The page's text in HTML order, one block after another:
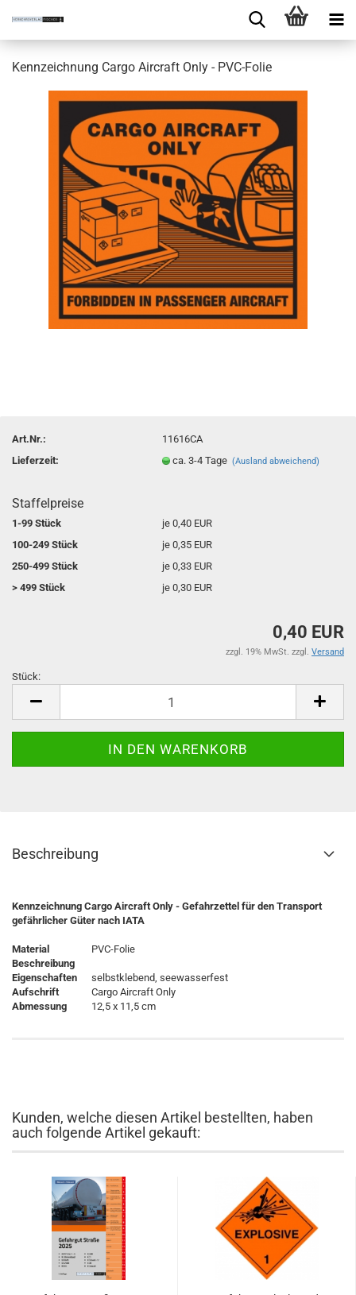
Kennzeichnung Cargo Aircraft Only - PVC-Folie
Art.Nr.:
11616CA
Lieferzeit:
ca. 3-4 Tage(Ausland abweichend)
Staffelpreise
1-99 Stück
je 0,40 EUR
100-249 Stück
je 0,35 EUR
250-499 Stück
je 0,33 EUR
> 499 Stück
je 0,30 EUR
0,40 EUR
zzgl. 19% MwSt. zzgl. Versand
Stück:
Beschreibung
Kennzeichnung Cargo Aircraft Only - Gefahrzettel für den Transport
gefährlicher Güter nach IATA
Material
PVC-Folie
Beschreibung
Eigenschaften
selbstklebend, seewasserfest
Aufschrift
Cargo Aircraft Only
Abmessung
12,5 x 11,5 cm
Kunden, welche diesen Artikel bestellten, haben
auch folgende Artikel gekauft: